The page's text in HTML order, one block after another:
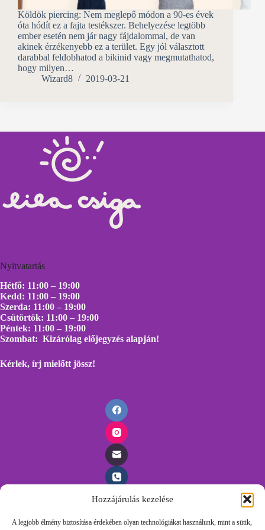
Hozzájárulás kezelése
A legjobb élmény biztosítása érdekében olyan technológiákat használunk, mint a sütik,
Köldök piercing: Nem meglepő módon a 90-es évek
óta hódít ez a fajta testékszer. Behelyezése legtöbb
ember esetén nem jár nagy fájdalommal, de van
akinek érzékenyebb ez a terület. Egy jól választott
darabbal feldobhatod a bikinid vagy megmutathatod,
hogy milyen…
Wizard8
2019-03-21
Nyitvatartás
Hétfő: 11:00 – 19:00
Kedd: 11:00 – 19:00
Szerda: 11:00 – 19:00
Csütörtök: 11:00 – 19:00
Péntek: 11:00 – 19:00
Szombat: Kizárólag előjegyzés alapján!
Kérlek, írj mielőtt jössz!
Időpontfoglalás